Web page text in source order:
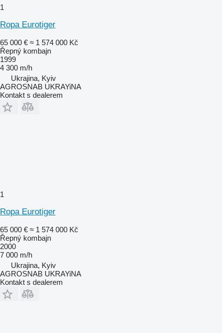
1
Ropa Eurotiger
65 000 € ≈ 1 574 000 Kč
Řepný kombajn
1999
4 300 m/h
Ukrajina, Kyiv
AGROSNAB UKRAYiNA
Kontakt s dealerem
1
Ropa Eurotiger
65 000 € ≈ 1 574 000 Kč
Řepný kombajn
2000
7 000 m/h
Ukrajina, Kyiv
AGROSNAB UKRAYiNA
Kontakt s dealerem